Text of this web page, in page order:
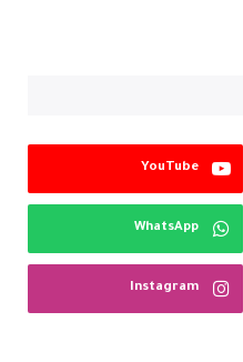
YouTube
WhatsApp
Instagram